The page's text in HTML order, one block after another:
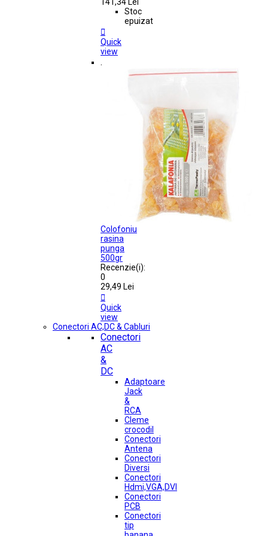
Stoc
epuizat

Quick
view
.
Colofoniu
rasina
punga
500gr
Recenzie(i):
0
29,49 Lei

Quick
view
Conectori AC,DC & Cabluri
Conectori
AC
&
DC
Adaptoare
Jack
&
RCA
Cleme
crocodil
Conectori
Antena
Conectori
Diversi
Conectori
Hdmi,VGA,DVI
Conectori
PCB
Conectori
tip